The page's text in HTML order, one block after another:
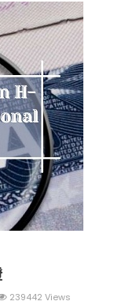
多样性研究与中美
约 —— 密苏里植物
演绎一场古筝
239442 Views